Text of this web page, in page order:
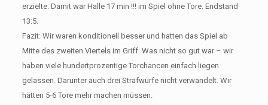
erzielte. Damit war Halle 17 min !!! im Spiel ohne Tore. Endstand
13:5.
Fazit: Wir waren konditionell besser und hatten das Spiel ab
Mitte des zweiten Viertels im Griff. Was nicht so gut war – wir
haben viele hundertprozentige Torchancen einfach liegen
gelassen. Darunter auch drei Strafwürfe nicht verwandelt. Wir
hätten 5-6 Tore mehr machen müssen.